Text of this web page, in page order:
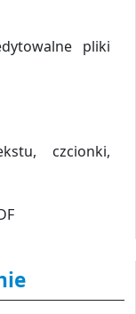
pliki
czcionki,